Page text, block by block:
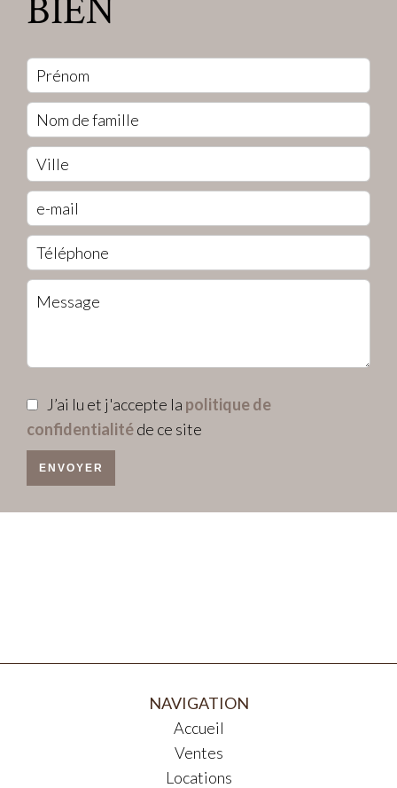
BIEN
J’ai lu et j'accepte la politique de
confidentialitéde ce site
ENVOYER
NAVIGATION
Accueil
Ventes
Locations